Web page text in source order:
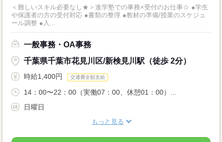
＜難しいスキル必要なし★＞進学塾での事務×受付のお仕事☆ ●学生
や保護者の方の受付対応 ●書類の整理 ●教材の準備/授業のスケジュ
ール調整 ●入...
一般事務・OA事務
千葉県千葉市花見川区/新検見川駅（徒歩 2分）
時給1,400円 交通費全額支給
14：00〜22：00（実働07：00、休憩01：00）...
日曜日
もっと見る